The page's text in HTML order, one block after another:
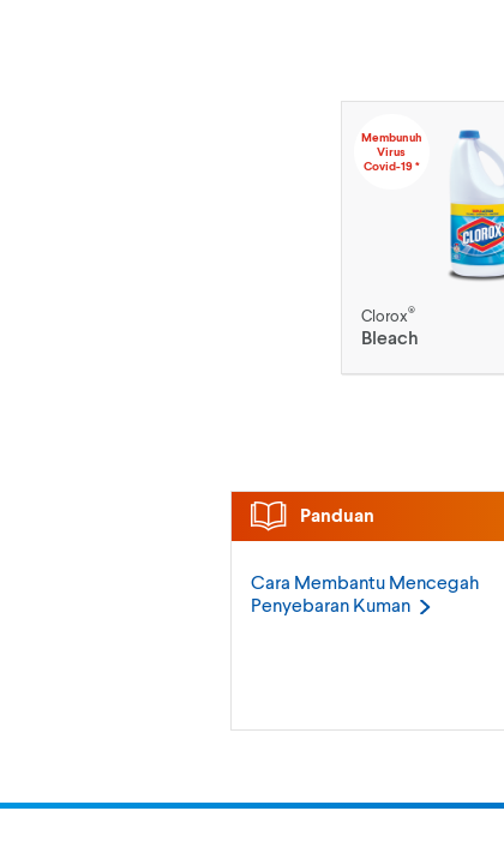
Membunuh
Virus
Covid-19 *
Clorox®
Bleach
Panduan
Cara Membantu Mencegah
Penyebaran Kuman